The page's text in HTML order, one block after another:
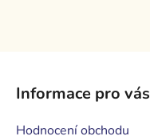
Informace pro vás
Hodnocení obchodu